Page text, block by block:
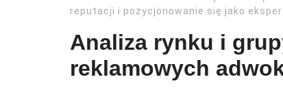
reputacji i pozycjonowanie się jako
Analiza rynku i
reklamowych